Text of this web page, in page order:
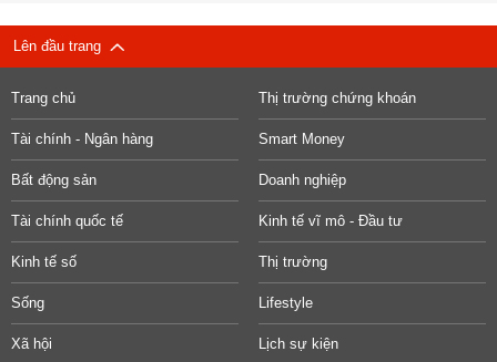
Lên đầu trang
Trang chủ Thị trường chứng khoán
Tài chính - Ngân hàng Smart Money
Bất động sản Doanh nghiệp
Tài chính quốc tế Kinh tế vĩ mô - Đầu tư
Kinh tế số Thị trường
Sống Lifestyle
Xã hội Lịch sự kiện